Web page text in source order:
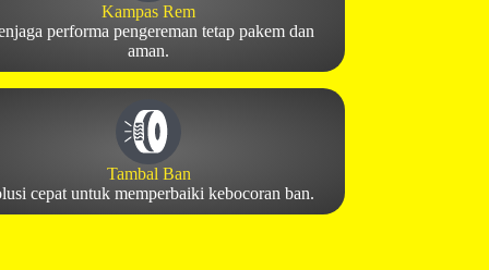
Kampas Rem
performa pengereman tetap pakem dan
aman.
Tambal Ban
cepat untuk memperbaiki kebocoran ban.